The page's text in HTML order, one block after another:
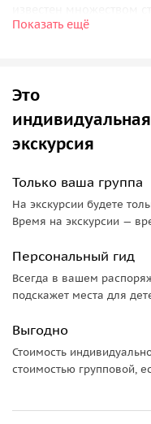
впечатляющими
Здесь вы узнаете об
его строительстве и
Прогулка по каменным
ощущение
Священный храм
После этого маршрут
увидитеяркие пагоды
Атмосфера храма
интерьер поражает
Прогулка по улицам
Финальная часть
Показать ещё
Это
индивидуальная
экскурсия
Только ваша группа
На экскурсии будете
Время на экскурсии —
Персональный гид
Всегда в вашем
подскажет места для
Выгодно
Стоимость
стоимостью групповой,